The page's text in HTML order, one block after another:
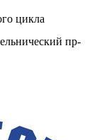
цикла
пр-